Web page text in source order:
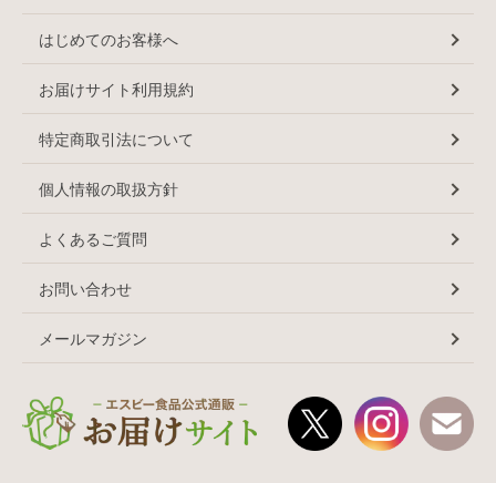
はじめてのお客様へ
お届けサイト利用規約
特定商取引法について
個人情報の取扱方針
よくあるご質問
お問い合わせ
メールマガジン